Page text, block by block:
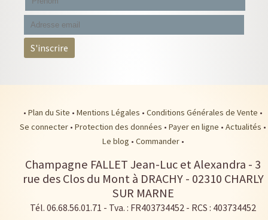
• Plan du Site • Mentions Légales • Conditions Générales de Vente •
Se connecter • Protection des données • Payer en ligne • Actualités •
Le blog • Commander •
Champagne FALLET Jean-Luc et Alexandra - 3
rue des Clos du Mont à DRACHY - 02310 CHARLY
SUR MARNE
Tél. 06.68.56.01.71 - Tva. : FR403734452 - RCS : 403734452